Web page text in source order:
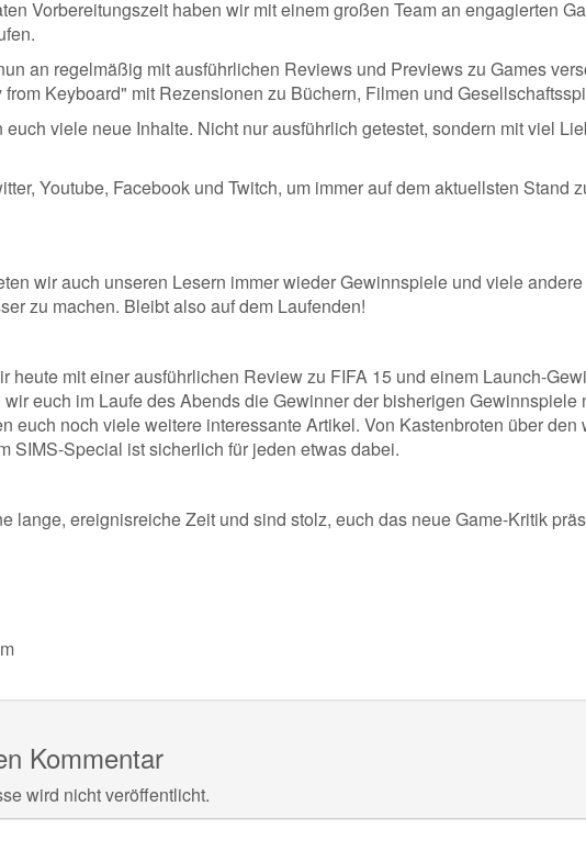
Vorbereitungszeit haben wir mit einem großen Team an engagierten
an regelmäßig mit ausführlichen Reviews und Previews zu Games
Keyboard" mit Rezensionen zu Büchern, Filmen und
viele neue Inhalte. Nicht nur ausführlich getestet, sondern mit viel
Youtube, Facebook und Twitch, um immer auf dem aktuellsten Stand
wir auch unseren Lesern immer wieder Gewinnspiele und viele
zu machen. Bleibt also auf dem Laufenden!
heute mit einer ausführlichen Review zu FIFA 15 und einem Launch-
euch im Laufe des Abends die Gewinner der bisherigen Gewinnspiele
euch noch viele weitere interessante Artikel. Von Kastenbroten über den
SIMS-Special ist sicherlich für jeden etwas dabei.
lange, ereignisreiche Zeit und sind stolz, euch das neue Game-Kritik
Kommentar
wird nicht veröffentlicht.